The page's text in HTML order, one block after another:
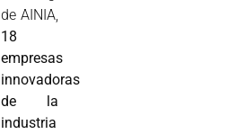
de AINIA,
18
empresas
innovadoras
de la
industria